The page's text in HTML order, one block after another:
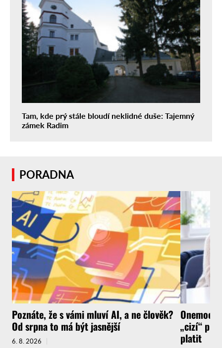
Tam, kde prý stále bloudí neklidné duše: Tajemný
zámek Radim
PORADNA
Poznáte, že s vámi mluví AI, a ne člověk?
Od srpna to má být jasnější
6. 8. 2026
„cizí“
platit